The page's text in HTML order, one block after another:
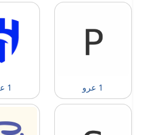
1 عرو 1 عرو